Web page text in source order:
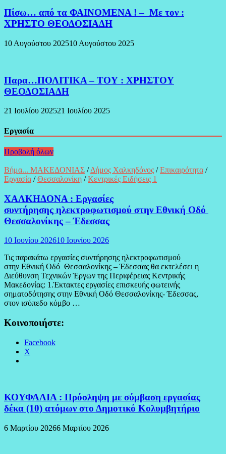
Πίσω… από τα ΦΑΙΝΟΜΕΝΑ ! – Με τον :
ΧΡΗΣΤΟ ΘΕΟΔΟΣΙΑΔΗ
10 Αυγούστου 202510 Αυγούστου 2025
Παρα…ΠΟΛΙΤΙΚΑ – ΤΟΥ : ΧΡΗΣΤΟΥ
ΘΕΟΔΟΣΙΑΔΗ
21 Ιουλίου 202521 Ιουλίου 2025
Εργασία
Προβολή όλων
Βήμα... ΜΑΚΕΔΟΝΙΑΣ /Δήμος Χαλκηδόνος /Επικαιρότητα /
Εργασία /Θεσσαλονίκη /Κεντρικές Ειδήσεις 1
ΧΑΛΚΗΔΟΝΑ : Εργασίες
συντήρησης ηλεκτροφωτισμού στην Εθνική Οδό
Θεσσαλονίκης – Έδεσσας
10 Ιουνίου 202610 Ιουνίου 2026
Τις παρακάτω εργασίες συντήρησης ηλεκτροφωτισμού
στην Εθνική Οδό Θεσσαλονίκης – Έδεσσας θα εκτελέσει η
Διεύθυνση Τεχνικών Έργων της Περιφέρειας Κεντρικής
Μακεδονίας: 1.Έκτακτες εργασίες επισκευής φωτεινής
σηματοδότησης στην Εθνική Οδό Θεσσαλονίκης- Έδεσσας,
στον ισόπεδο κόμβο …
Κοινοποιήστε:
Facebook
X
ΚΟΥΦΑΛΙΑ : Πρόσληψη με σύμβαση εργασίας
δέκα (10) ατόμων στο Δημοτικό Κολυμβητήριο
6 Μαρτίου 20266 Μαρτίου 2026